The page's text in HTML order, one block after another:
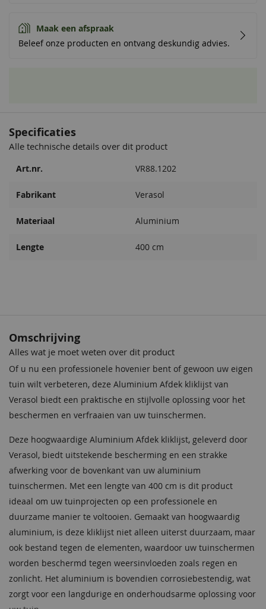
Maak een afspraak
Beleef onze producten en ontvang deskundig advies.
Specificaties
Alle technische details over dit product
Art.nr. VR88.1202
Fabrikant Verasol
Materiaal Aluminium
Lengte 400 cm
Omschrijving
Alles wat je moet weten over dit product
Of u nu een professionele hovenier bent of gewoon uw eigen
tuin wilt verbeteren, deze Aluminium Afdek kliklijst van
Verasol biedt een praktische en stijlvolle oplossing voor het
beschermen en verfraaien van uw tuinschermen.
Deze hoogwaardige Aluminium Afdek kliklijst, geleverd door
Verasol, biedt uitstekende bescherming en een strakke
afwerking voor de bovenkant van uw aluminium
tuinschermen. Met een lengte van 400 cm is dit product
ideaal om uw tuinprojecten op een professionele en
duurzame manier te voltooien. Gemaakt van hoogwaardig
aluminium, is deze kliklijst niet alleen uiterst duurzaam, maar
ook bestand tegen de elementen, waardoor uw tuinschermen
worden beschermd tegen weersinvloeden zoals regen en
zonlicht. Het aluminium is bovendien corrosiebestendig, wat
zorgt voor een langdurige en onderhoudsarme oplossing voor